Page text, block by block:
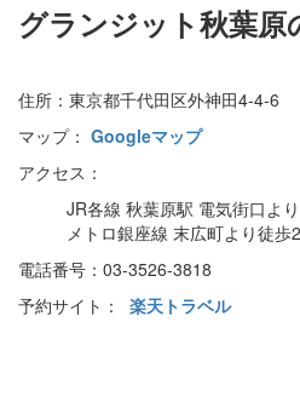
グランジット秋葉原
住所：東京都千代田区外神田4-4-6
マップ： Googleマップ
アクセス：
JR各線 秋葉原駅 電気街口よ
メトロ銀座線 末広町より徒歩
電話番号：03-3526-3818
予約サイト： 楽天トラベル